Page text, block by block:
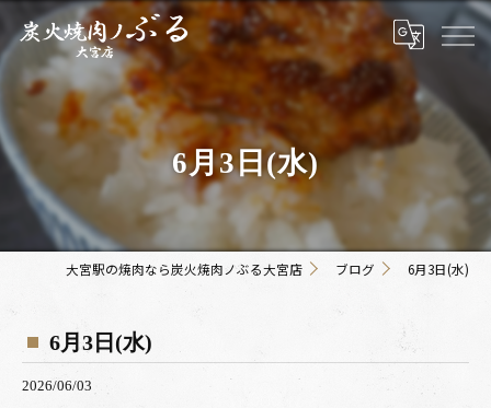
6月3日(水)
大宮駅の焼肉なら炭火焼肉ノぶる大宮店 ブログ 6月3日(水)
6月3日(水)
2026/06/03